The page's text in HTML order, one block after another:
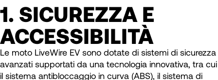
1. SICUREZZA E
ACCESSIBILITÀ
Le moto LiveWire EV sono dotate di sistemi di sicurezza
avanzati supportati da una tecnologia innovativa, tra cui
il sistema antibloccaggio in curva (ABS), il sistema di